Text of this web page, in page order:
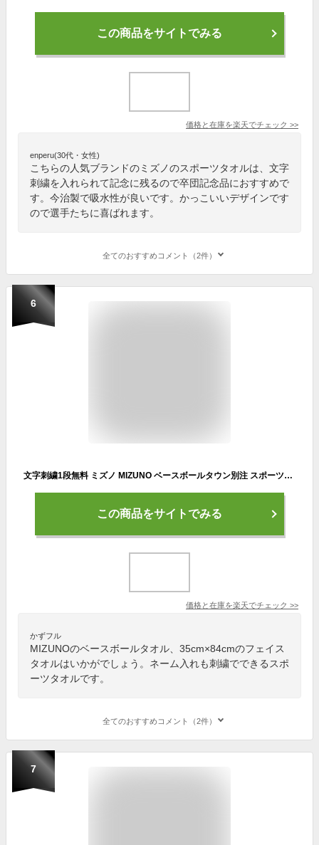
この商品をサイトでみる
価格と在庫を楽天でチェック >>
enperu(30代・女性)
こちらの人気ブランドのミズノのスポーツタオルは、文字
刺繍を入れられて記念に残るので卒団記念品におすすめで
す。今治製で吸水性が良いです。かっこいいデザインです
ので選手たちに喜ばれます。
全てのおすすめコメント（2件）
6
文字刺繍1段無料 ミズノ MIZUNO ベースボールタウン別注 スポーツタオル ブラック ネイビー 35cm×84cm 34cm×83cm フェイスタオル 刺しゅう 名入れ 名前入れ ネーム加工 ネーム刺繍 ネーム入れ 卒団 卒業 チーム 大会 父の日 プレゼントに ギフト 実用的 加工可能(N)
この商品をサイトでみる
価格と在庫を楽天でチェック >>
かずフル
MIZUNOのベースボールタオル、35cm×84cmのフェイス
タオルはいかがでしょう。ネーム入れも刺繍でできるスポ
ーツタオルです。
全てのおすすめコメント（2件）
7